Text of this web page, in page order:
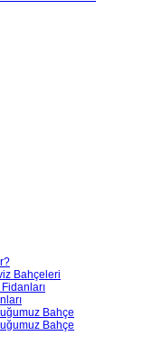
Bahçeleri
Bahçe
Bahçe